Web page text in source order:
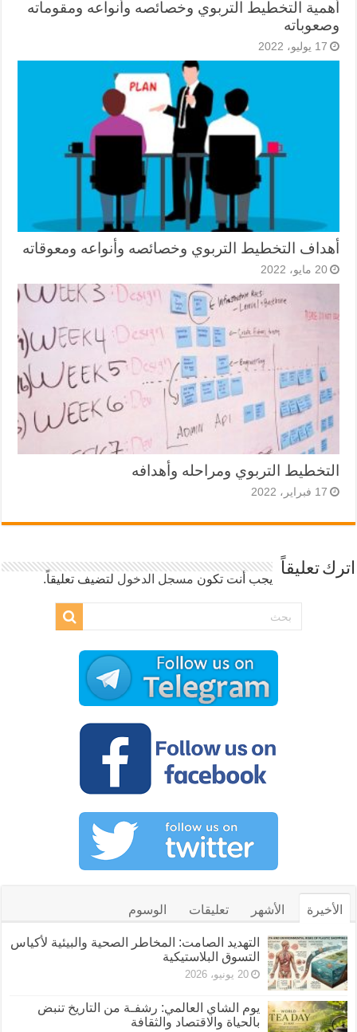
أهمية التخطيط التربوي وخصائصه وأنواعه ومقوماته
وصعوباته
17 يوليو، 2022
أهداف التخطيط التربوي وخصائصه وأنواعه ومعوقاته
20 مايو، 2022
التخطيط التربوي ومراحله وأهدافه
17 فبراير، 2022
اترك تعليقاً
يجب أنت تكون مسجل الدخول لتضيف تعليقاً.
الأخيرة الأشهر تعليقات الوسوم
التهديد الصامت: المخاطر الصحية والبيئية لأكياس
التسوق البلاستيكية
20 يونيو، 2026
يوم الشاي العالمي: رشفـة من التاريخ تنبض
بالحياة والاقتصاد والثقافة